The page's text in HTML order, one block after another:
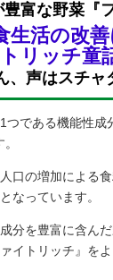
豊富な野菜『
生活の改
リッチ童
、声はスチャ
である機能性
口の増加による
なっています。
分を豊富に含ん
イトリッチ』を